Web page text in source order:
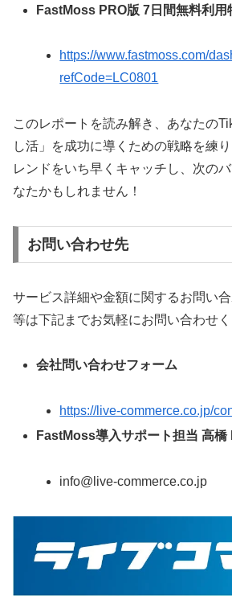
FastMoss PRO版 7日間無料利用
https://www.fastmoss.com/
refCode=LC0801
このレポートを読み解き、あなたの
し活」を成功に導くための戦略を練
レンドをいち早くキャッチし、次の
なたかもしれません！
お問い合わせ先
サービス詳細や金額に関するお問い
等は下記までお気軽にお問い合わせく
会社問い合わせフォーム
https://live-commerce.co.jp/
FastMoss導入サポート担当 高橋
info@live-commerce.co.jp